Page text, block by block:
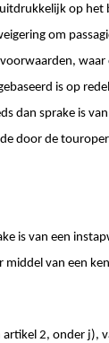
op het
om
voorwaarden,
is op
dan sprake is
door de
is van een
middel van een
2, onder j),